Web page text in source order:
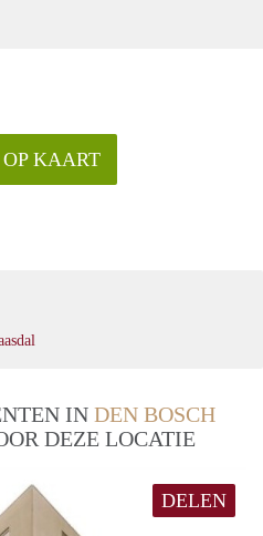
KAART
IN DEN BOSCH
DEZE LOCATIE
DELEN